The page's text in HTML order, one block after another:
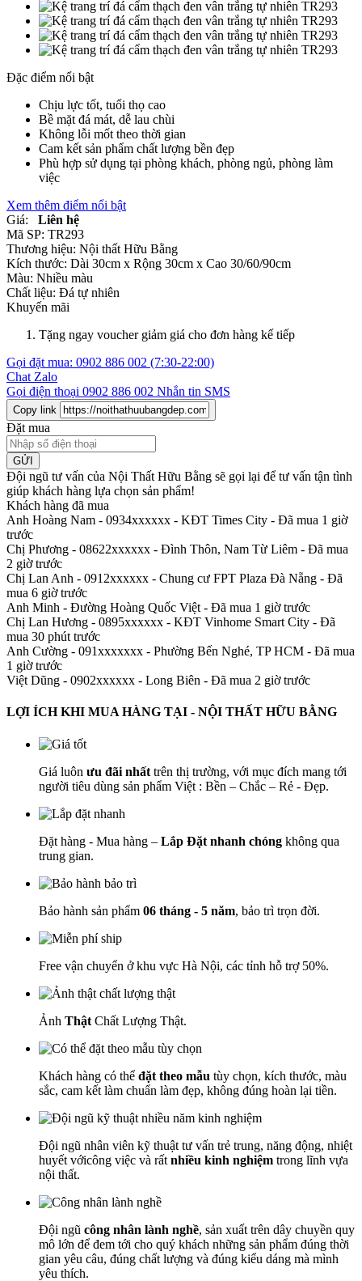
Đặc điểm nổi bật
Chịu lực tốt, tuổi thọ cao
Bề mặt đá mát, dễ lau chùi
Không lỗi mốt theo thời gian
Cam kết sản phẩm chất lượng bền đẹp
Phù hợp sử dụng tại phòng khách, phòng ngủ, phòng làm
việc
Xem thêm điểm nổi bật
Giá:
Liên hệ
Mã SP: TR293
Thương hiệu: Nội thất Hữu Bằng
Kích thước: Dài 30cm x Rộng 30cm x Cao 30/60/90cm
Màu: Nhiều màu
Chất liệu: Đá tự nhiên
Khuyến mãi
Tặng ngay voucher giảm giá cho đơn hàng kế tiếp
Gọi đặt mua: 0902 886 002 (7:30-22:00)
Chat Zalo
Gọi điện thoại 0902 886 002 Nhắn tin SMS
Copy link
Đặt mua
GỬI
Đội ngũ tư vấn của Nội Thất Hữu Bằng sẽ gọi lại để tư vấn tận tình
giúp khách hàng lựa chọn sản phẩm!
Khách hàng đã mua
Anh Hoàng Nam - 0934xxxxxx - KĐT Times City - Đã mua 1 giờ
trước
Chị Phương - 08622xxxxxx - Đình Thôn, Nam Từ Liêm - Đã mua
2 giờ trước
Chị Lan Anh - 0912xxxxxx - Chung cư FPT Plaza Đà Nẵng - Đã
mua 6 giờ trước
Anh Minh - Đường Hoàng Quốc Việt - Đã mua 1 giờ trước
Chị Lan Hương - 0895xxxxxx - KĐT Vinhome Smart City - Đã
mua 30 phút trước
Anh Cường - 091xxxxxxx - Phường Bến Nghé, TP HCM - Đã mua
1 giờ trước
Việt Dũng - 0902xxxxxx - Long Biên - Đã mua 2 giờ trước
LỢI ÍCH KHI MUA HÀNG TẠI - NỘI THẤT HỮU BẰNG
Giá luôn ưu đãi nhất trên thị trường, với mục đích mang tới
người tiêu dùng sản phẩm Việt : Bền – Chắc – Rẻ - Đẹp.
Đặt hàng - Mua hàng – Lắp Đặt nhanh chóng không qua
trung gian.
Bảo hành sản phẩm 06 tháng - 5 năm, bảo trì trọn đời.
Free vận chuyển ở khu vực Hà Nội, các tỉnh hỗ trợ 50%.
Ảnh Thật Chất Lượng Thật.
Khách hàng có thể đặt theo mẫu tùy chọn, kích thước, màu
sắc, cam kết làm chuẩn làm đẹp, không đúng hoàn lại tiền.
Đội ngũ nhân viên kỹ thuật tư vấn trẻ trung, năng động, nhiệt
huyết vớicông việc và rất nhiều kinh nghiệm trong lĩnh vựa
nội thất.
Đội ngũ công nhân lành nghề, sản xuất trên dây chuyền quy
mô lớn để đem tới cho quý khách những sản phẩm đúng thời
gian yêu câu, đúng chất lượng và đúng kiểu dáng mà mình
yêu thích.